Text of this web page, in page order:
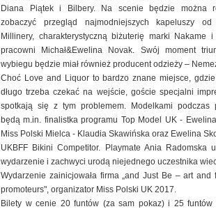
Diana Piątek i Bilbery. Na scenie będzie można
zobaczyć przegląd najmodniejszych kapeluszy od
Millinery, charakterystyczną biżuterię marki Nakame
pracowni Michał&Ewelina Novak. Swój moment
wybiegu będzie miał również producent odzieży –
Choć Love and Liquor to bardzo znane miejsce,
długo trzeba czekać na wejście, goście specjalni
spotkają się z tym problemem. Modelkami podczas
będą m.in. finalistka programu Top Model UK -
Miss Polski Mielca - Klaudia Skawińska oraz Ewelina
UKBFF Bikini Competitor. Playmate Ania Radomska
wydarzenie i zachwyci urodą niejednego uczestnika
Wydarzenie zainicjowała firma „and Just Be – art and
promoteurs", organizator Miss Polski UK 2017.
Bilety w cenie 20 funtów (za sam pokaz) i 25 funtów